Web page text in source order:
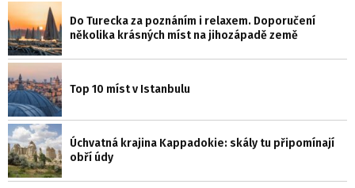
Do Turecka za poznáním i relaxem. Doporučení
několika krásných míst na jihozápadě země
Top 10 míst v Istanbulu
Úchvatná krajina Kappadokie: skály tu připomínají
obří údy